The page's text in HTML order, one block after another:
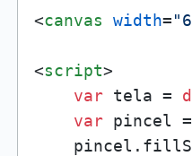
<canvas width=
<script>
var tela =
var pincel
    pincel.